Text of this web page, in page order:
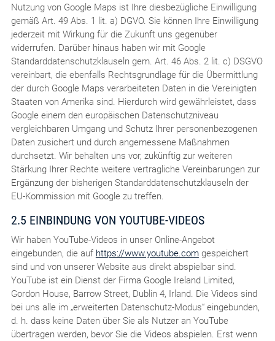
Nutzung von Google Maps ist Ihre diesbezügliche Einwilligung
gemäß Art. 49 Abs. 1 lit. a) DGVO. Sie können Ihre Einwilligung
jederzeit mit Wirkung für die Zukunft uns gegenüber
widerrufen. Darüber hinaus haben wir mit Google
Standarddatenschutzklauseln gem. Art. 46 Abs. 2 lit. c) DSGVO
vereinbart, die ebenfalls Rechtsgrundlage für die Übermittlung
der durch Google Maps verarbeiteten Daten in die Vereinigten
Staaten von Amerika sind. Hierdurch wird gewährleistet, dass
Google einem den europäischen Datenschutzniveau
vergleichbaren Umgang und Schutz Ihrer personenbezogenen
Daten zusichert und durch angemessene Maßnahmen
durchsetzt. Wir behalten uns vor, zukünftig zur weiteren
Stärkung Ihrer Rechte weitere vertragliche Vereinbarungen zur
Ergänzung der bisherigen Standarddatenschutzklauseln der
EU-Kommission mit Google zu treffen.
2.5 EINBINDUNG VON YOUTUBE-VIDEOS
Wir haben YouTube-Videos in unser Online-Angebot
eingebunden, die auf https://www.youtube.comgespeichert
sind und von unserer Website aus direkt abspielbar sind.
YouTube ist ein Dienst der Firma Google Ireland Limited,
Gordon House, Barrow Street, Dublin 4, Irland. Die Videos sind
bei uns alle im „erweiterten Datenschutz-Modus“ eingebunden,
d. h. dass keine Daten über Sie als Nutzer an YouTube
übertragen werden, bevor Sie die Videos abspielen. Erst wenn